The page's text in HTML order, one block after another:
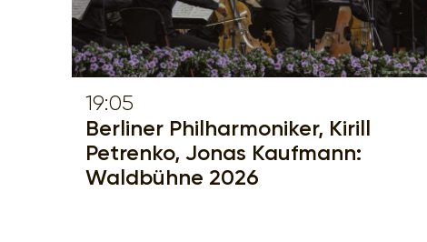
19:05
Berliner Philharmoniker, Kirill
Petrenko, Jonas Kaufmann:
Waldbühne 2026